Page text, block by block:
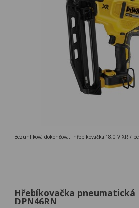
Hřebíkovačka pneumatická
DPN46RN